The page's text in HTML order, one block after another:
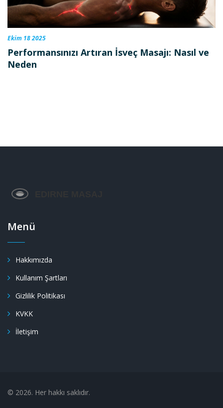
Ekim 18 2025
Performansınızı Artıran İsveç Masajı: Nasıl ve
Neden
Menü
Hakkımızda
Kullanım Şartları
Gizlilik Politikası
KVKK
İletişim
© 2026. Her hakkı saklıdır.